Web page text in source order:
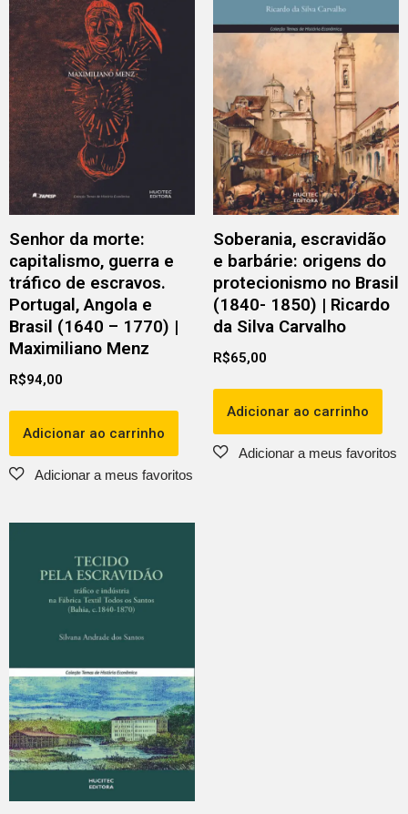
Senhor da morte:
capitalismo, guerra e
tráfico de escravos.
Portugal, Angola e
Brasil (1640 – 1770) |
Maximiliano Menz
R$94,00
Adicionar ao carrinho
Soberania, escravidão
e barbárie: origens do
protecionismo no Brasil
(1840- 1850) | Ricardo
da Silva Carvalho
R$65,00
Adicionar ao carrinho